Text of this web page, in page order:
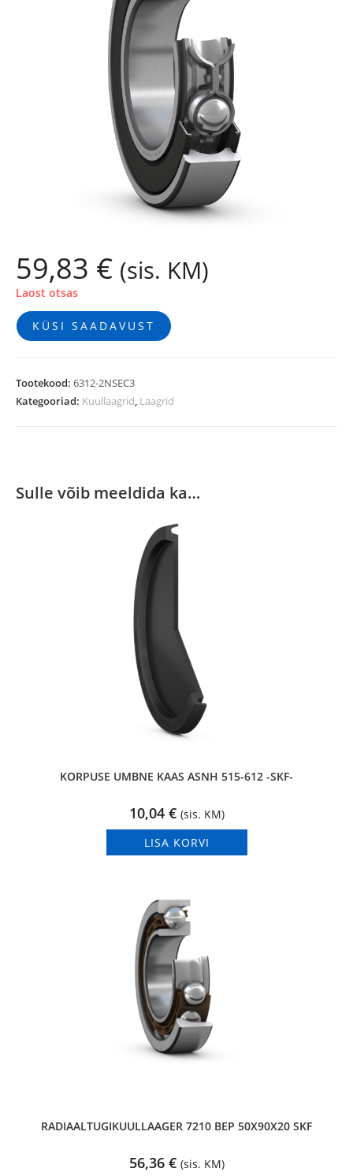
59,83 € (sis. KM)
Laost otsas
KÜSI SAADAVUST
Tootekood: 6312-2NSEC3
Kategooriad: Kuullaagrid, Laagrid
Sulle võib meeldida ka…
KORPUSE UMBNE KAAS ASNH 515-612 -SKF-
10,04 € (sis. KM)
LISA KORVI
RADIAALTUGIKUULLAAGER 7210 BEP 50X90X20 SKF
56,36 € (sis. KM)